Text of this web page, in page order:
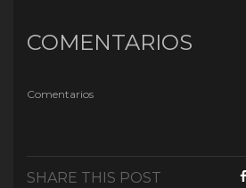
COMENTARIOS
Comentarios
SHARE THIS POST